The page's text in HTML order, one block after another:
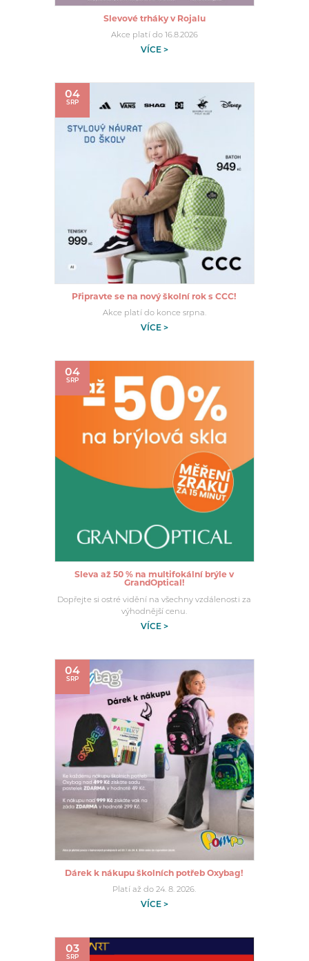
Slevové trháky v Rojalu
Akce platí do 16.8.2026
VÍCE >
04
SRP
Připravte se na nový školní rok s CCC!
Akce platí do konce srpna.
VÍCE >
04
SRP
Sleva až 50 % na multifokální brýle v
GrandOptical!
Dopřejte si ostré vidění na všechny vzdálenosti za
výhodnější cenu.
VÍCE >
04
SRP
Dárek k nákupu školních potřeb Oxybag!
Platí až do 24. 8. 2026.
VÍCE >
03
SRP